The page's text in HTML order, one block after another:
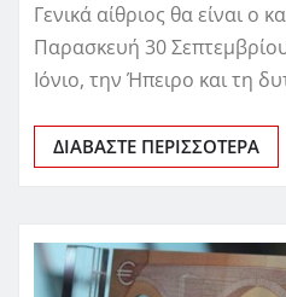
Γενικά αίθριος θα είναι ο
Παρασκευή 30
Ιόνιο, την Ήπειρο και τη
ΔΙΑΒΆΣΤΕ ΠΕΡΙΣΣΌΤΕΡΑ